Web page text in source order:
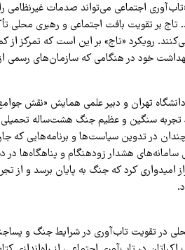
اجتماعی می‌تواند صدمات غیرنظامی
بر تقویت بافت اجتماعی و رهبری محلی
رویکرد «تاج» بر این است که تمرکز از
خود در هنگامی که سازمان‌های رسمی از
تهران و دبیر علمی همایش «نقش
سنگین و عظیم جنگ هشت‌ساله تحمیلی
در تدوین سیاست‌ها و برنامه‌هایی که
هشدار زودهنگام و پناهگاه‌ها در
امیدواری کرد که جنگ به پایان برسد و از
در تقویت تاب‌آوری در شرایط جنگ و